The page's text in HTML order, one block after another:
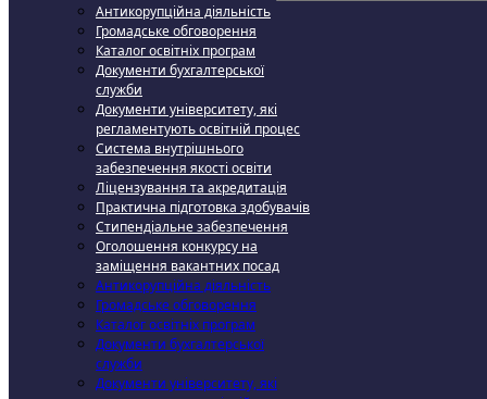
Антикорупційна діяльність
Громадське обговорення
Каталог освітніх програм
Документи бухгалтерської
служби
Документи університету, які
регламентують освітній процес
Система внутрішнього
забезпечення якості освіти
Ліцензування та акредитація
Практична підготовка здобувачів
Стипендіальне забезпечення
Оголошення конкурсу на
заміщення вакантних посад
Антикорупційна діяльність
Громадське обговорення
Каталог освітніх програм
Документи бухгалтерської
служби
Документи університету, які